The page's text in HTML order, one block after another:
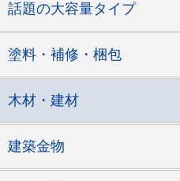
話題の大容量タイプ
塗料・補修・梱包
木材・建材
建築金物